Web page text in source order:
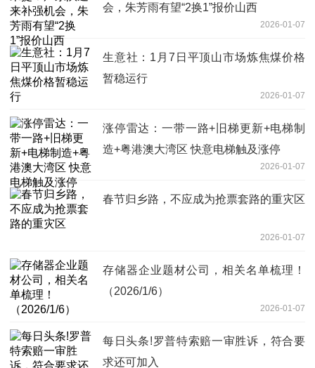
会，朱芳雨有望“2换1”报价山西
2026-01-07
生意社：1月7日平顶山市场炼焦煤价格
暂稳运行
2026-01-07
涨停雷达：一带一路+旧梯更新+电梯制
造+粤港澳大湾区 快意电梯触及涨停
2026-01-07
春节归乡路，不应成为抢票套路的重灾区
2026-01-07
存储器企业题材公司，相关名单梳理！
（2026/1/6）
2026-01-07
每日头条!罗普特索赔一审胜诉，符合要
求还可加入